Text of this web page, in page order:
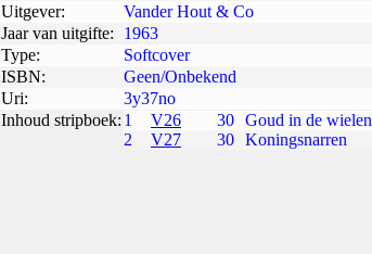
Uitgever:
Vander Hout & Co
Jaar van uitgifte:
1963
Type:
Softcover
ISBN:
Geen/Onbekend
Uri:
3y37no
Inhoud stripboek: 1 V26 30 Goud in de wielen
2
V27 30 Koningsnarren